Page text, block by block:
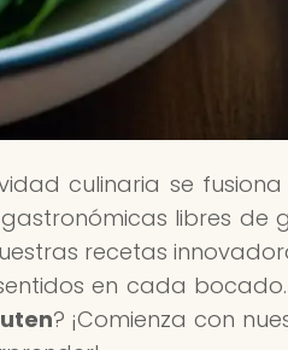
culinaria se
libres de
recetas
en cada
? ¡Comienza con